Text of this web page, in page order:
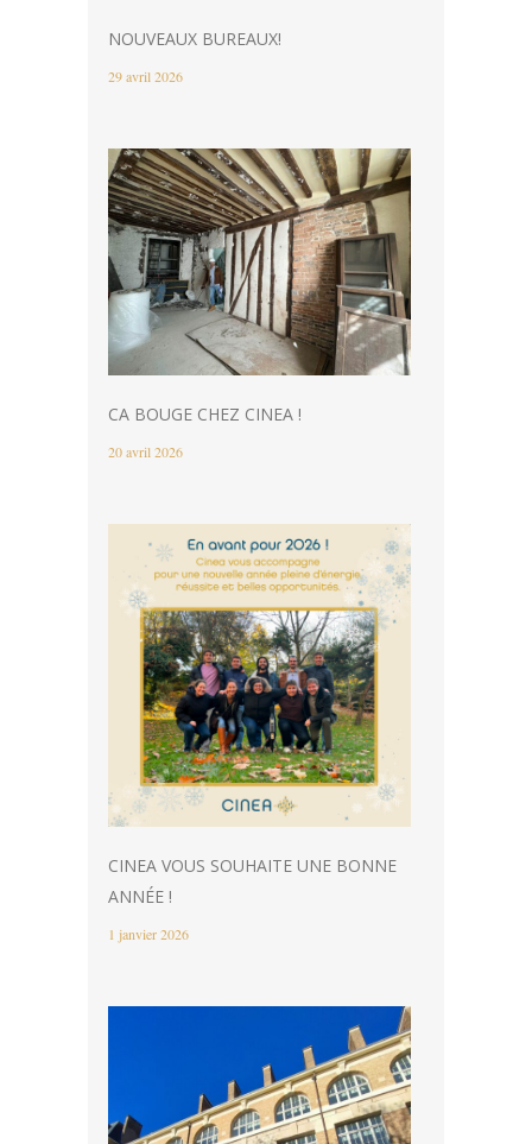
NOUVEAUX BUREAUX!
29 avril 2026
CA BOUGE CHEZ CINEA !
20 avril 2026
CINEA VOUS SOUHAITE UNE BONNE
ANNÉE !
1 janvier 2026